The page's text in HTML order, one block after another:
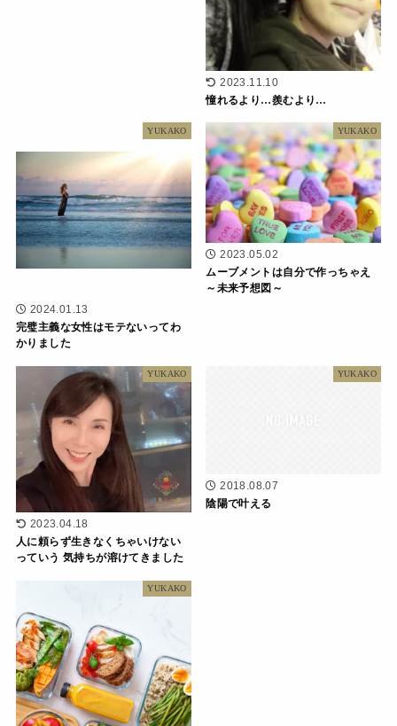
2023.11.10
憧れるより…羨むより…
YUKAKO
2024.01.13
完璧主義な女性はモテないってわ
かりました
YUKAKO
2023.05.02
ムーブメントは自分で作っちゃえ
～未来予想図～
YUKAKO
2023.04.18
人に頼らず生きなくちゃいけない
っていう 気持ちが溶けてきました
YUKAKO
2018.08.07
陰陽で叶える
YUKAKO